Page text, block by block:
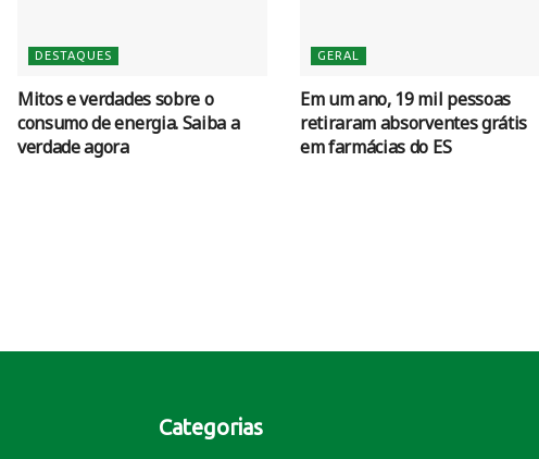
DESTAQUES
Mitos e verdades sobre o
consumo de energia. Saiba a
verdade agora
GERAL
Em um ano, 19 mil pessoas
retiraram absorventes grátis
em farmácias do ES
Categorias